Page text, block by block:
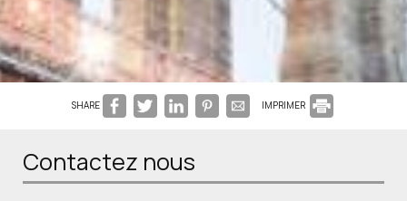
SHARE IMPRIMER
Contactez nous